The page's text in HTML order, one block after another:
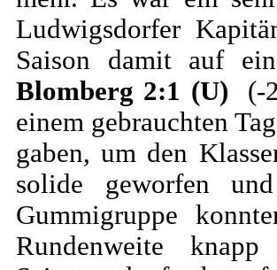
Ludwigsdorfer
Saison damit auf
Blomberg 2:1 (U) (-
einem gebrauchten
gaben, um den
solide geworfen
Gummigruppe
Rundenweite